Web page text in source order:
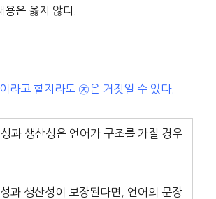
용은 옳지 않다.
라고 할지라도 ㉨은 거짓일 수 있다.
과 생산성은 언어가 구조를 가질 경우
과 생산성이 보장된다면, 언어의 문장